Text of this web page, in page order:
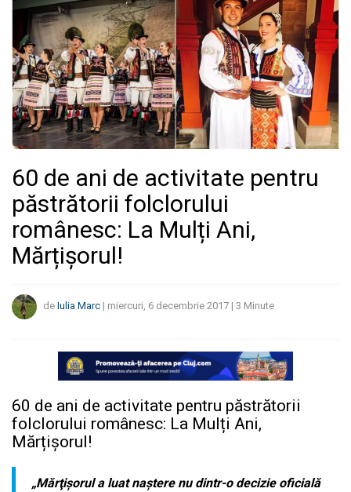
60 de ani de activitate pentru
păstrătorii folclorului
românesc: La Mulți Ani,
Mărțișorul!
de Iulia Marc | miercuri, 6 decembrie 2017 | 3 Minute
60 de ani de activitate pentru păstrătorii
folclorului românesc: La Mulți Ani,
Mărțișorul!
„Mărţişorul a luat naştere nu dintr-o decizie oficială